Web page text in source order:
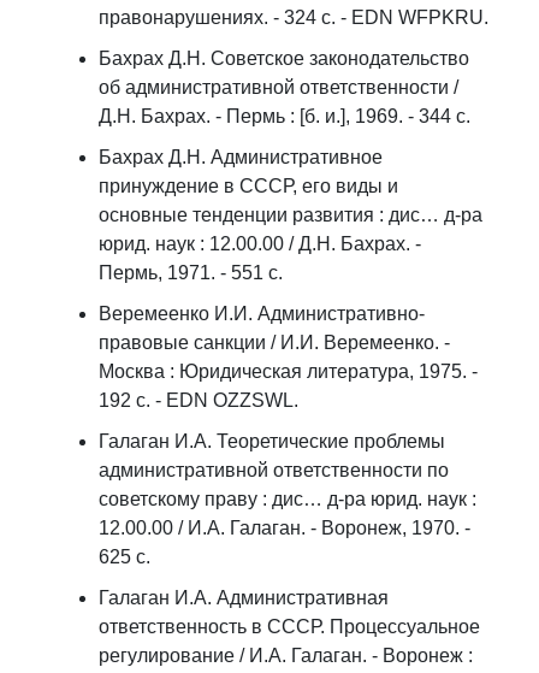
правонарушениях. - 324 с. - EDN WFPKRU.
Бахрах Д.Н. Советское законодательство
об административной ответственности /
Д.Н. Бахрах. - Пермь : [б. и.], 1969. - 344 с.
Бахрах Д.Н. Административное
принуждение в СССР, его виды и
основные тенденции развития : дис… д-ра
юрид. наук : 12.00.00 / Д.Н. Бахрах. -
Пермь, 1971. - 551 с.
Веремеенко И.И. Административно-
правовые санкции / И.И. Веремеенко. -
Москва : Юридическая литература, 1975. -
192 с. - EDN OZZSWL.
Галаган И.А. Теоретические проблемы
административной ответственности по
советскому праву : дис… д-ра юрид. наук :
12.00.00 / И.А. Галаган. - Воронеж, 1970. -
625 с.
Галаган И.А. Административная
ответственность в СССР. Процессуальное
регулирование / И.А. Галаган. - Воронеж :